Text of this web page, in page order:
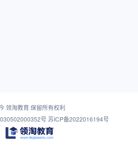
领淘教育.保留所有权利
号 苏ICP备2022016194号